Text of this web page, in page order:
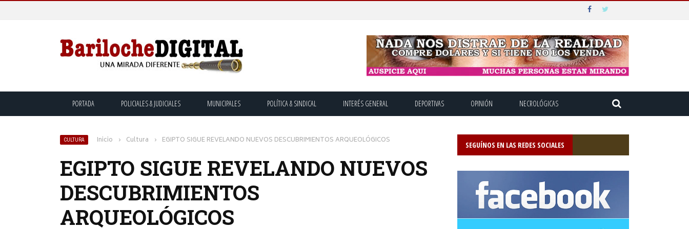
PORTADA POLICIALES & JUDICIALES MUNICIPALES POLÍTICA & SINDICAL INTERÉS GENERAL DEPORTIVAS OPINIÓN NECROLÓGICAS
CULTURA Inicio › Cultura › EGIPTO SIGUE REVELANDO NUEVOS DESCUBRIMIENTOS ARQUEOLÓGICOS
EGIPTO SIGUE REVELANDO NUEVOS
DESCUBRIMIENTOS
ARQUEOLÓGICOS
SEGUÍNOS EN LAS REDES SOCIALES